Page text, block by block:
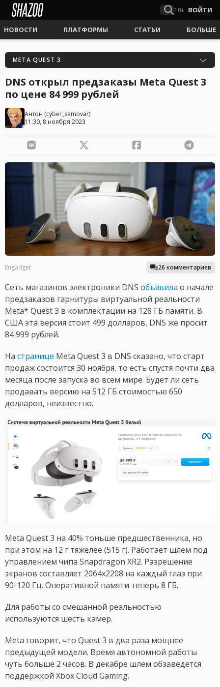
18+ ВОЙТИ
НОВОСТИ ПЛАТФОРМЫ СТАТЬИ БОЛЬШЕ
META QUEST 3
DNS открыл предзаказы Meta Quest 3
по цене 84 999 рублей
Антон (cyber_samovar)
11:30, 8 ноября 2023
Engadget 26 комментариев
Сеть магазинов электроники DNS объявила о начале
предзаказов гарнитуры виртуальной реальности
Meta* Quest 3 в комплектации на 128 ГБ памяти. В
США эта версия стоит 499 долларов, DNS же просит
84 999 рублей.
На странице Meta Quest 3 в DNS сказано, что старт
продаж состоится 30 ноября, то есть спустя почти два
месяца после запуска во всем мире. Будет ли сеть
продавать версию на 512 ГБ стоимостью 650
долларов, неизвестно.
Meta Quest 3 на 40% тоньше предшественника, но
при этом на 12 г тяжелее (515 г). Работает шлем под
управлением чипа Snapdragon XR2. Разрешение
экранов составляет 2064x2208 на каждый глаз при
90-120 Гц. Оперативной памяти теперь 8 ГБ.
Для работы со смешанной реальностью
используются шесть камер.
Meta говорит, что Quest 3 в два раза мощнее
предыдущей модели. Время автономной работы
чуть больше 2 часов. В декабре шлем обзаведется
поддержкой Xbox Cloud Gaming.